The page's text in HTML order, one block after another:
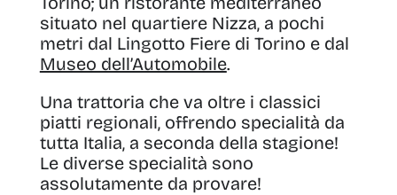
situato nel quartiere Nizza, a pochi
metri dal Lingotto Fiere di Torino e dal
Museo dell’Automobile.
Una trattoria che va oltre i classici
piatti regionali, offrendo specialità da
tutta Italia, a seconda della stagione!
Le diverse specialità sono
assolutamente da provare!